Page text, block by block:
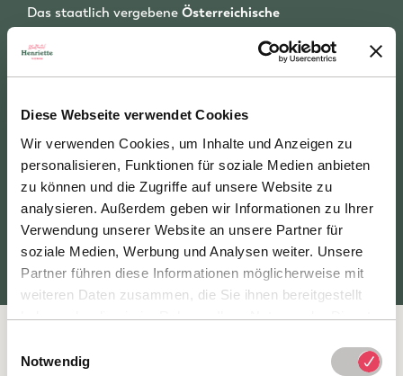
Diese Webseite verwendet Cookies
Wir verwenden Cookies, um Inhalte und Anzeigen zu
personalisieren, Funktionen für soziale Medien anbieten
zu können und die Zugriffe auf unsere Website zu
analysieren. Außerdem geben wir Informationen zu Ihrer
Verwendung unserer Website an unsere Partner für
soziale Medien, Werbung und Analysen weiter. Unsere
Partner führen diese Informationen möglicherweise mit
weiteren Daten zusammen, die Sie ihnen bereitgestellt
haben oder die sie im Rahmen Ihrer Nutzung der Dienste
Notwendig
Das staatlich vergebene Österreichische
Umweltzeichenund das europaweit gültigeEU
Ecolabel
sind die ersten Öko-Zertifizierungen, mit
Ecolabel folgte 2014.
Mehr Infoszu den beiden „ältesten“ Gütezeichen des
Henriette Stadthotel haben wirauf einer eigenen Seite
für Sie zusammengestellt »
DAS WILL ICH LESEN!